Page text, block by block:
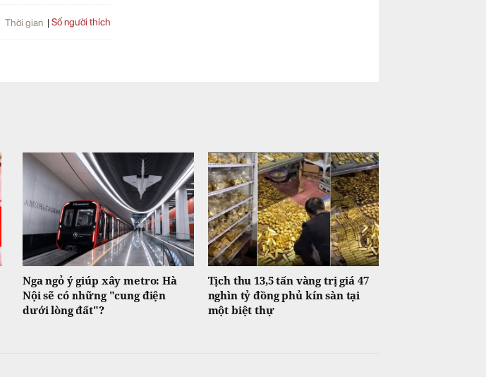
Thời gian Số người thích
Nga ngỏ ý giúp xây metro: Hà
Nội sẽ có những "cung điện
dưới lòng đất"?
Tịch thu 13,5 tấn vàng trị giá 47
nghìn tỷ đồng phủ kín sàn tại
một biệt thự